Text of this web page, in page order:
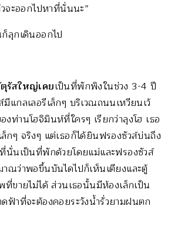
จะออกไปหาที่นั่นนะ”
ลุกเดินออกไป
รัสใหญ่เคยเป็นที่พักพิงในช่วง 3-4 ปี
แกลเลอรีเล็กๆ บริเวณถนนเหวียนเว้
ท่านโฮจิมินห์ที่ใครๆ เรียกว่าลุงโฮ เธอ
กๆ จริงๆ แต่เธอก็ได้ยินฟรองซัวส์บ่นถึง
นั่นเป็นที่พักด้วยโดยแม่และฟรองซัวส์
ณว่าพอขึ้นบันไดไปก็เห็นเตียงและตู้
ที่ขายไม่ได้ ส่วนเธอนั้นมีห้องเล็กเป็น
ฟ้าที่จะต้องคอยระวังน้ำรั่วยามฝนตก